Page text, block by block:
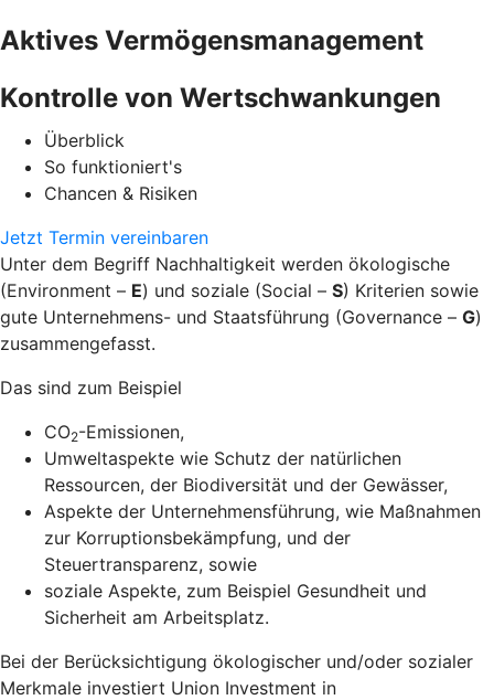
Aktives Vermögensmanagement
Kontrolle von Wertschwankungen
Überblick
So funktioniert's
Chancen & Risiken
Jetzt Termin vereinbaren
Unter dem Begriff Nachhaltigkeit werden ökologische
(Environment – E) und soziale (Social – S) Kriterien sowie
gute Unternehmens- und Staatsführung (Governance – G)
zusammengefasst.
Das sind zum Beispiel
CO2-Emissionen,
Umweltaspekte wie Schutz der natürlichen
Ressourcen, der Biodiversität und der Gewässer,
Aspekte der Unternehmensführung, wie Maßnahmen
zur Korruptionsbekämpfung, und der
Steuertransparenz, sowie
soziale Aspekte, zum Beispiel Gesundheit und
Sicherheit am Arbeitsplatz.
Bei der Berücksichtigung ökologischer und/oder sozialer
Merkmale investiert Union Investment in